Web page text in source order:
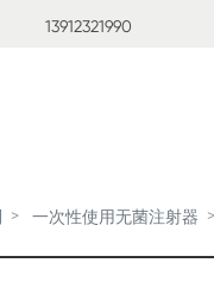
13912321990
一次性使用无菌注射器